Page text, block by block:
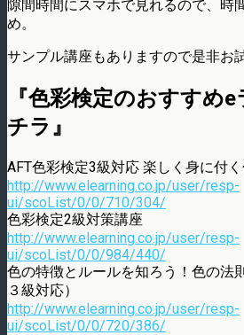
隙間時間にスマホで見れるので、時
め。
サンプル講座もありますので是非お
『色彩検定のおすすめ
チラ』
AFT色彩検定3級対応 楽しく身に付
http://www.elearning.co.jp/user/resp-
ui/scoList/0/0/710/304/
色彩検定2級対策講座
http://www.elearning.co.jp/user/resp-
ui/scoList/0/0/984/440/
色の特徴とルールを知ろう！色の
３級対応）
http://www.elearning.co.jp/user/resp-
ui/scoList/0/0/720/386/